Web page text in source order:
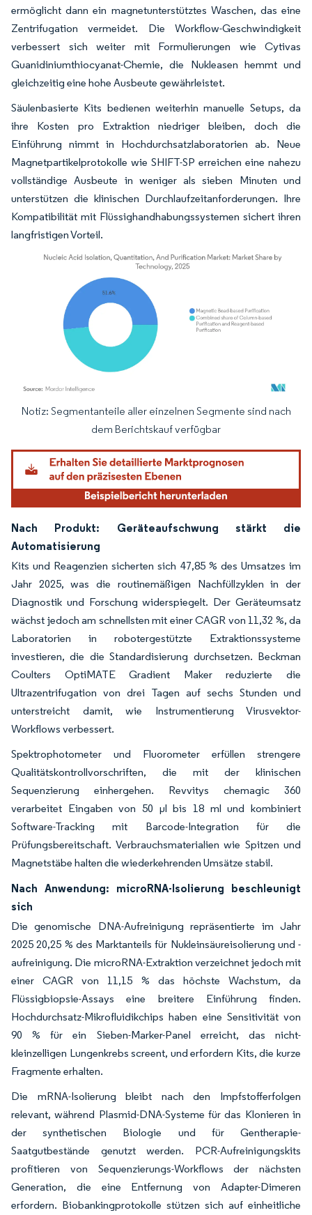
ermöglicht dann ein magnetunterstütztes Waschen, das eine
Zentrifugation vermeidet. Die Workflow-Geschwindigkeit
verbessert sich weiter mit Formulierungen wie Cytivas
Guanidiniumthiocyanat-Chemie, die Nukleasen hemmt und
gleichzeitig eine hohe Ausbeute gewährleistet.
Säulenbasierte Kits bedienen weiterhin manuelle Setups, da
ihre Kosten pro Extraktion niedriger bleiben, doch die
Einführung nimmt in Hochdurchsatzlaboratorien ab. Neue
Magnetpartikelprotokolle wie SHIFT-SP erreichen eine nahezu
vollständige Ausbeute in weniger als sieben Minuten und
unterstützen die klinischen Durchlaufzeitanforderungen. Ihre
Kompatibilität mit Flüssighandhabungssystemen sichert ihren
langfristigen Vorteil.
Bild © Mordor Intelligence. Wiederverwendung erfordert Namensnennung
Notiz: Segmentanteile aller einzelnen Segmente sind nach
dem Berichtskauf verfügbar
Nach Produkt: Geräteaufschwung stärkt die
Automatisierung
Kits und Reagenzien sicherten sich 47,85 % des Umsatzes im
Jahr 2025, was die routinemäßigen Nachfüllzyklen in der
Diagnostik und Forschung widerspiegelt. Der Geräteumsatz
wächst jedoch am schnellsten mit einer CAGR von 11,32 %, da
Laboratorien in robotergestützte Extraktionssysteme
investieren, die die Standardisierung durchsetzen. Beckman
Coulters OptiMATE Gradient Maker reduzierte die
Ultrazentrifugation von drei Tagen auf sechs Stunden und
unterstreicht damit, wie Instrumentierung Virusvektor-
Workflows verbessert.
Spektrophotometer und Fluorometer erfüllen strengere
Qualitätskontrollvorschriften, die mit der klinischen
Sequenzierung einhergehen. Revvitys chemagic 360
verarbeitet Eingaben von 50 µl bis 18 ml und kombiniert
Software-Tracking mit Barcode-Integration für die
Prüfungsbereitschaft. Verbrauchsmaterialien wie Spitzen und
Magnetstäbe halten die wiederkehrenden Umsätze stabil.
Nach Anwendung: microRNA-Isolierung beschleunigt
sich
Die genomische DNA-Aufreinigung repräsentierte im Jahr
2025 20,25 % des Marktanteils für Nukleinsäureisolierung und -
aufreinigung. Die microRNA-Extraktion verzeichnet jedoch mit
einer CAGR von 11,15 % das höchste Wachstum, da
Flüssigbiopsie-Assays eine breitere Einführung finden.
Hochdurchsatz-Mikrofluidikchips haben eine Sensitivität von
90 % für ein Sieben-Marker-Panel erreicht, das nicht-
kleinzelligen Lungenkrebs screent, und erfordern Kits, die kurze
Fragmente erhalten.
Die mRNA-Isolierung bleibt nach den Impfstofferfolgen
relevant, während Plasmid-DNA-Systeme für das Klonieren in
der synthetischen Biologie und für Gentherapie-
Saatgutbestände genutzt werden. PCR-Aufreinigungskits
profitieren von Sequenzierungs-Workflows der nächsten
Generation, die eine Entfernung von Adapter-Dimeren
erfordern. Biobankingprotokolle stützen sich auf einheitliche